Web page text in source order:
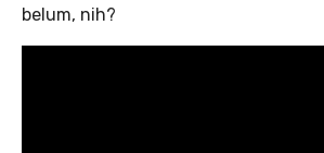
belum, nih?